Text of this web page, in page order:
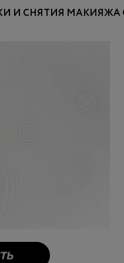
И СНЯТИЯ МАКИЯЖА